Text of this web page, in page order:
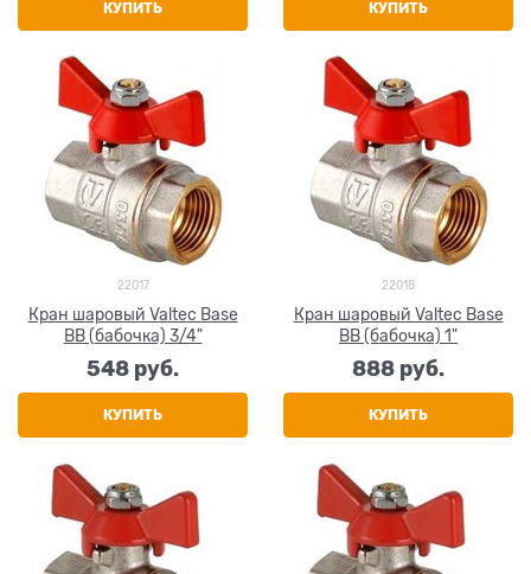
КУПИТЬ КУПИТЬ
22017
Кран шаровый Valtec Base
ВВ (бабочка) 3/4"
548 руб.
КУПИТЬ
22018
Кран шаровый Valtec Base
ВВ (бабочка) 1"
888 руб.
КУПИТЬ